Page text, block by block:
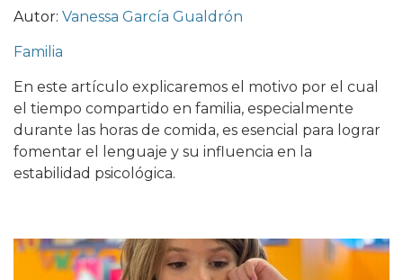
Autor: Vanessa García Gualdrón
Familia
En este artículo explicaremos el motivo por el cual
el tiempo compartido en familia, especialmente
durante las horas de comida, es esencial para lograr
fomentar el lenguaje y su influencia en la
estabilidad psicológica.